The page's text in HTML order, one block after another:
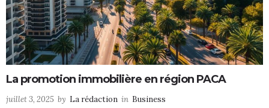
La promotion immobilière en région PACA
juillet 3, 2025 by La rédaction in Business